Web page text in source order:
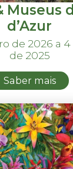
Museus
d’Azur
de 2026 a
de 2025
Saber mais